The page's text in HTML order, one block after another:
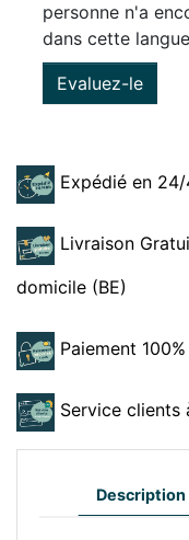
personne n'a
dans cette langue
Evaluez-le
Expédié en
Livraison
domicile (BE)
Paiement
Service clients
Description